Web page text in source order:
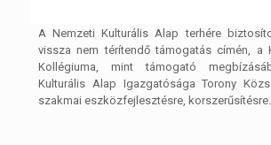
A Nemzeti Kulturális Alap terhére
vissza nem térítendő támogatás címén, a
Kollégiuma, mint támogató
Kulturális Alap Igazgatósága Torony
szakmai eszközfejlesztésre, korszerűsítésre.